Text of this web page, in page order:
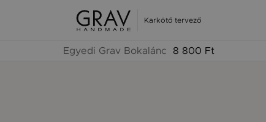
Karkötő tervező
Egyedi Grav Bokalánc 8 800 Ft